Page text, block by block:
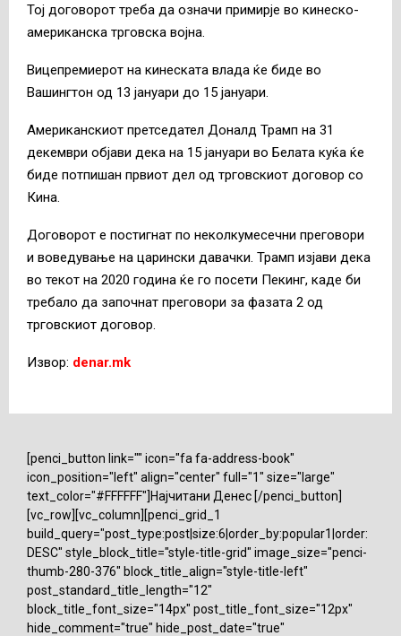
Тој договорот треба да означи примирје во кинеско-
американска трговска војна.
Вицепремиерот на кинеската влада ќе биде во
Вашингтон од 13 јануари до 15 јануари.
Американскиот претседател Доналд Трамп на 31
декември објави дека на 15 јануари во Белата куќа ќе
биде потпишан првиот дел од трговскиот договор со
Кина.
Договорот е постигнат по неколкумесечни преговори
и воведување на царински давачки. Трамп изјави дека
во текот на 2020 година ќе го посети Пекинг, каде би
требало да започнат преговори за фазата 2 од
трговскиот договор.
Извор: denar.mk
[penci_button link="" icon="fa fa-address-book"
icon_position="left" align="center" full="1" size="large"
text_color="#FFFFFF"]Најчитани Денес [/penci_button]
[vc_row][vc_column][penci_grid_1
build_query="post_type:post|size:6|order_by:popular1|order:
DESC" style_block_title="style-title-grid" image_size="penci-
thumb-280-376" block_title_align="style-title-left"
post_standard_title_length="12"
block_title_font_size="14px" post_title_font_size="12px"
hide_comment="true" hide_post_date="true"